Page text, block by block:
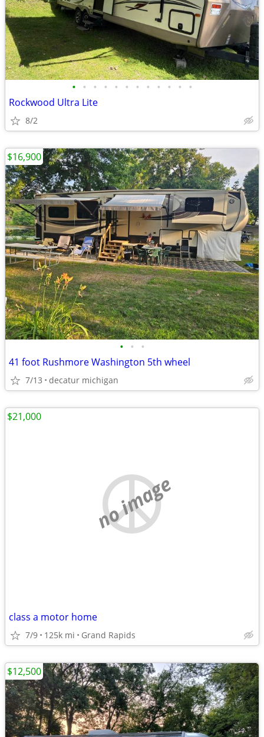
• • • • • • • • • • • •
Rockwood Ultra Lite
8/2
• • •
41 foot Rushmore Washington 5th wheel
7/13 decatur michigan
$16,900
no image
class a motor home
7/9 125k mi Grand Rapids
$21,000
$12,500